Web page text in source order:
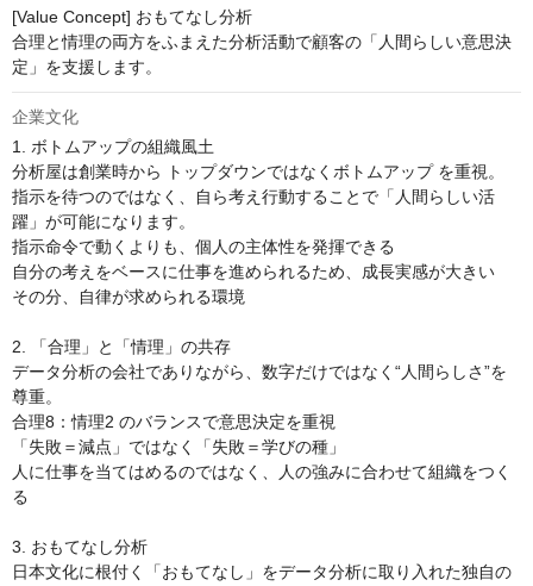
[Value Concept] おもてなし分析
合理と情理の両方をふまえた分析活動で顧客の「人間らしい意思決
定」を支援します。
企業文化
1. ボトムアップの組織風土
分析屋は創業時から トップダウンではなくボトムアップ を重視。
指示を待つのではなく、自ら考え行動することで「人間らしい活
躍」が可能になります。
指示命令で動くよりも、個人の主体性を発揮できる
自分の考えをベースに仕事を進められるため、成長実感が大きい
その分、自律が求められる環境
2. 「合理」と「情理」の共存
データ分析の会社でありながら、数字だけではなく“人間らしさ”を
尊重。
合理8：情理2 のバランスで意思決定を重視
「失敗＝減点」ではなく「失敗＝学びの種」
人に仕事を当てはめるのではなく、人の強みに合わせて組織をつく
る
3. おもてなし分析
日本文化に根付く「おもてなし」をデータ分析に取り入れた独自の